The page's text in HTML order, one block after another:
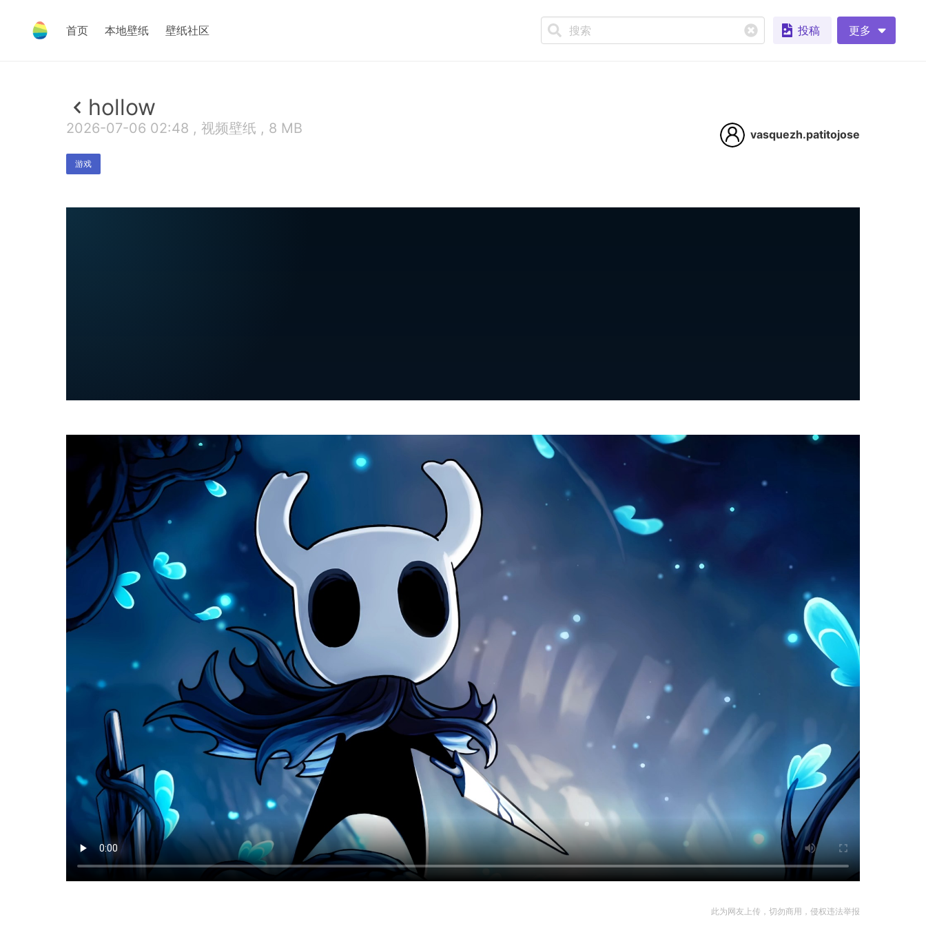
首页 本地壁纸 壁纸社区 投稿 更多
hollow
2026-07-06 02:48 , 视频壁纸 , 8 MB
游戏
vasquezh.patitojose
此为网友上传，切勿商用，侵权违法举报